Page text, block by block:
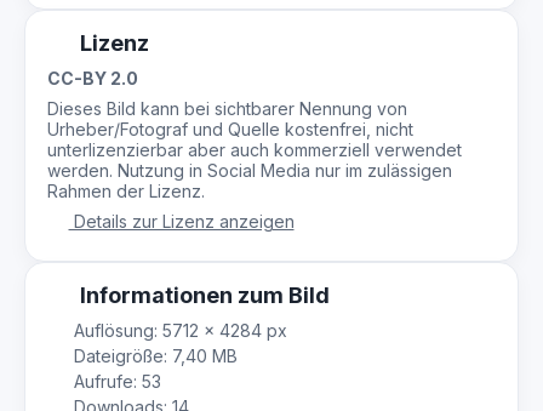
Lizenz
CC-BY 2.0
Dieses Bild kann bei sichtbarer Nennung von
Urheber/Fotograf und Quelle kostenfrei, nicht
unterlizenzierbar aber auch kommerziell verwendet
werden. Nutzung in Social Media nur im zulässigen
Rahmen der Lizenz.
Details zur Lizenz anzeigen
Informationen zum Bild
Auflösung: 5712 × 4284 px
Dateigröße: 7,40 MB
Aufrufe: 53
Downloads: 14